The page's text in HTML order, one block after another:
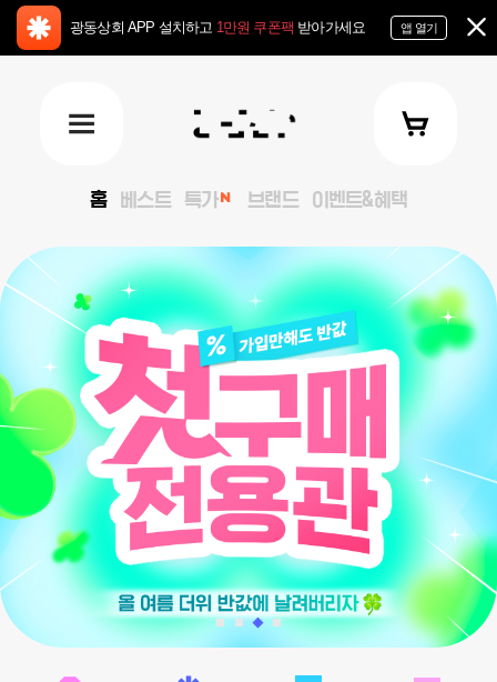
광동상회 APP 설치하고 1만원 쿠폰팩 받아가세요 앱 열기
홈 베스트 특가 브랜드 이벤트&혜택
keyVisual